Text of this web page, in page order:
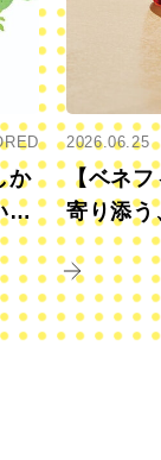
か
ま
2026.06.25
【ベネフ
寄り添う
きに